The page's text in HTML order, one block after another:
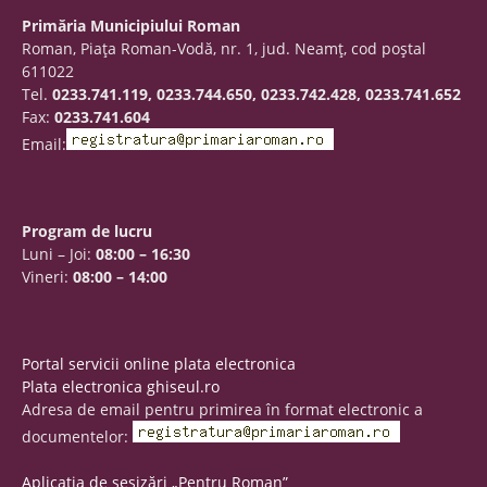
Primăria Municipiului Roman
Roman, Piaţa Roman-Vodă, nr. 1, jud. Neamţ, cod poştal
611022
Tel. 0233.741.119, 0233.744.650, 0233.742.428, 0233.741.652
Fax: 0233.741.604
Email:
Program de lucru
Luni – Joi: 08:00 – 16:30
Vineri: 08:00 – 14:00
Portal servicii online plata electronica
Plata electronica ghiseul.ro
Adresa de email pentru primirea în format electronic a
documentelor:
Aplicația de sesizări „Pentru Roman”